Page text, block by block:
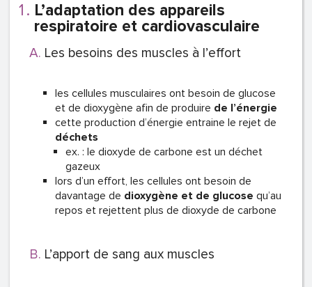
L’adaptation des appareils
respiratoire et cardiovasculaire
Les besoins des muscles à l’effort
les cellules musculaires ont besoin de glucose
et de dioxygène afin de produire de l’énergie
cette production d’énergie entraine le rejet de
déchets
ex. : le dioxyde de carbone est un déchet
gazeux
lors d’un effort, les cellules ont besoin de
davantage de dioxygène et de glucose qu’au
repos et rejettent plus de dioxyde de carbone
L’apport de sang aux muscles